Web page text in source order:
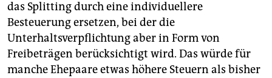
das Splitting durch eine individuellere
Besteuerung ersetzen, bei der die
Unterhaltsverpflichtung aber in Form von
Freibeträgen berücksichtigt wird. Das würde für
manche Ehepaare ­etwas höhere Steuern als bisher